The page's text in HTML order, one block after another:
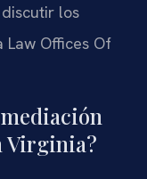
los
Law Offices Of
Virginia?